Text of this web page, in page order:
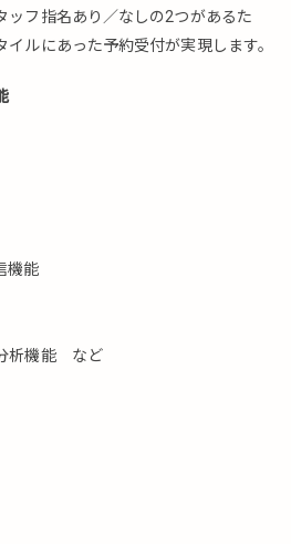
ッフ指名あり／なしの2つがあるた
ルにあった予約受付が実現します。
機能
析機能 など